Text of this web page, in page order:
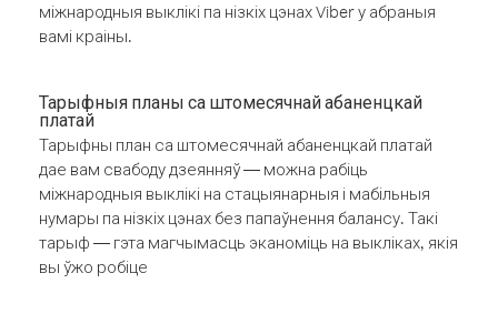
міжнародныя выклікі па нізкіх цэнах Viber у абраныя
вамі краіны.
Тарыфныя планы са штомесячнай абаненцкай
платай
Тарыфны план са штомесячнай абаненцкай платай
дае вам свабоду дзеянняў — можна рабіць
міжнародныя выклікі на стацыянарныя і мабільныя
нумары па нізкіх цэнах без папаўнення балансу. Такі
тарыф — гэта магчымасць эканоміць на выкліках, якія
вы ўжо робіце